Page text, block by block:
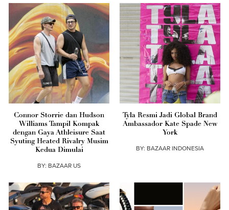
Connor Storrie dan Hudson
Williams Tampil Kompak
dengan Gaya Athleisure Saat
Syuting Heated Rivalry Musim
Kedua Dimulai
BY: BAZAAR US
Tyla Resmi Jadi Global Brand
Ambassador Kate Spade New
York
BY: BAZAAR INDONESIA